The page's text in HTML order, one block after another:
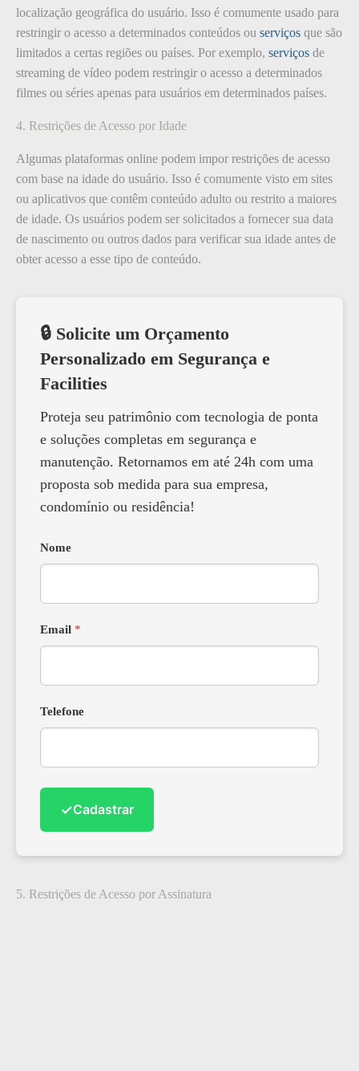
localização geográfica do usuário. Isso é comumente usado para
restringir o acesso a determinados conteúdos ou serviços que são
limitados a certas regiões ou países. Por exemplo, serviços de
streaming de vídeo podem restringir o acesso a determinados
filmes ou séries apenas para usuários em determinados países.
4. Restrições de Acesso por Idade
Algumas plataformas online podem impor restrições de acesso
com base na idade do usuário. Isso é comumente visto em sites
ou aplicativos que contêm conteúdo adulto ou restrito a maiores
de idade. Os usuários podem ser solicitados a fornecer sua data
de nascimento ou outros dados para verificar sua idade antes de
obter acesso a esse tipo de conteúdo.
🔒 Solicite um Orçamento
Personalizado em Segurança e
Facilities
Proteja seu patrimônio com tecnologia de ponta
e soluções completas em segurança e
manutenção. Retornamos em até 24h com uma
proposta sob medida para sua empresa,
condomínio ou residência!
Nome
Email *
Telefone
✓Cadastrar
5. Restrições de Acesso por Assinatura